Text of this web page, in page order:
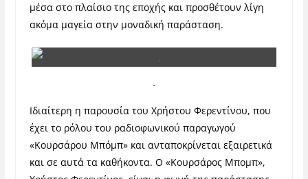
μέσα στο πλαίσιο της εποχής και προσθέτουν λίγη
ακόμα μαγεία στην μοναδική παράσταση.
.
Ιδιαίτερη η παρουσία του Χρήστου Φερεντίνου, που
έχει το ρόλου του ραδιοφωνικού παραγωγού
«Κουρσάρου Μπόμπ» και ανταποκρίνεται εξαιρετικά
και σε αυτά τα καθήκοντα. Ο «Κουρσάρος Μπομπ»,